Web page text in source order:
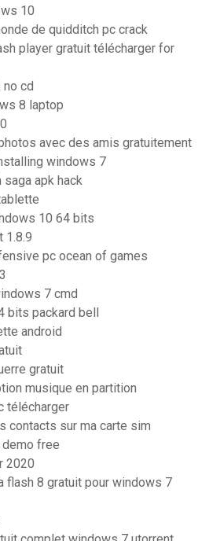
10
de quidditch pc crack
player gratuit télécharger for
cd
8 laptop
avec des amis gratuitement
windows 7
saga apk hack
10 64 bits
1.8.9
pc ocean of games
7 cmd
bits packard bell
android
gratuit
musique en partition
télécharger
contacts sur ma carte sim
free
2020
flash 8 gratuit pour windows 7